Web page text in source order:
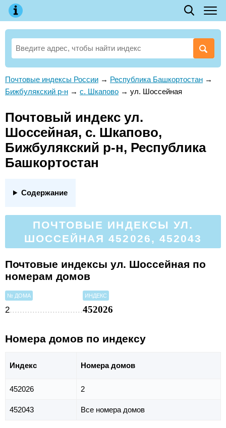
Почтовые индексы России → Республика Башкортостан →
Бижбулякский р-н → с. Шкапово → ул. Шоссейная
Почтовый индекс ул.
Шоссейная, с. Шкапово,
Бижбулякский р-н, Республика
Башкортостан
Содержание
ПОЧТОВЫЕ ИНДЕКСЫ УЛ.
ШОССЕЙНАЯ 452026, 452043
Почтовые индексы ул. Шоссейная по
номерам домов
№ ДОМА ИНДЕКС
2 452026
Номера домов по индексу
Индекс Номера домов
452026 2
452043 Все номера домов